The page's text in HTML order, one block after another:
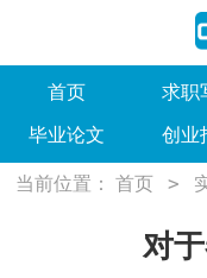
首页 求职
毕业论文 创业
当前位置： 首页 >
对